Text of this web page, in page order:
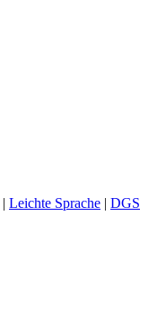
| Leichte Sprache | DGS